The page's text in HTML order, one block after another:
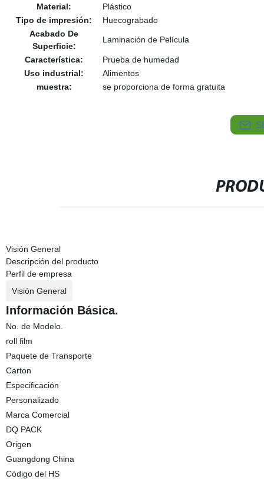
Material:
Plástico
Tipo de impresión:
Huecograbado
Acabado De
Superficie:
Laminación de Película
Característica:
Prueba de humedad
Uso industrial:
Alimentos
muestra:
se proporciona de forma gratuita
Visión General
Descripción del producto
Perfil de empresa
Visión General
Información Básica.
No. de Modelo.
roll film
Paquete de Transporte
Carton
Especificación
Personalizado
Marca Comercial
DQ PACK
Origen
Guangdong China
Código del HS